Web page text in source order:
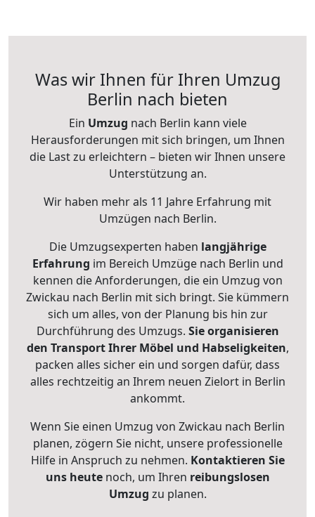
Was wir Ihnen für Ihren Umzug
Berlin nach bieten
Ein Umzug nach Berlin kann viele
Herausforderungen mit sich bringen, um Ihnen
die Last zu erleichtern – bieten wir Ihnen unsere
Unterstützung an.
Wir haben mehr als 11 Jahre Erfahrung mit
Umzügen nach Berlin.
Die Umzugsexperten haben langjährige
Erfahrung im Bereich Umzüge nach Berlin und
kennen die Anforderungen, die ein Umzug von
Zwickau nach Berlin mit sich bringt. Sie kümmern
sich um alles, von der Planung bis hin zur
Durchführung des Umzugs. Sie organisieren
den Transport Ihrer Möbel und Habseligkeiten,
packen alles sicher ein und sorgen dafür, dass
alles rechtzeitig an Ihrem neuen Zielort in Berlin
ankommt.
Wenn Sie einen Umzug von Zwickau nach Berlin
planen, zögern Sie nicht, unsere professionelle
Hilfe in Anspruch zu nehmen. Kontaktieren Sie
uns heutenoch, um Ihren reibungslosen
Umzug zu planen.